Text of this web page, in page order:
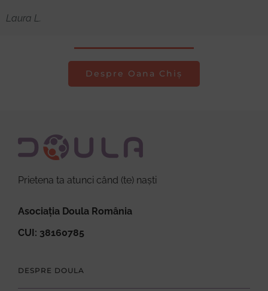
Laura L.
Despre Oana Chiș
Prietena ta atunci când (te) naști
Asociația Doula România
CUI: 38160785
DESPRE DOULA